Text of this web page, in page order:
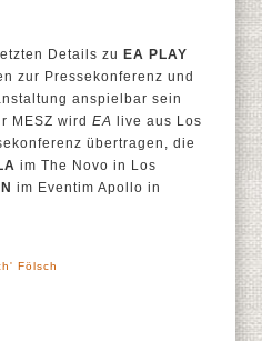
Details zu EA PLAY
zur Pressekonferenz und
anspielbar sein
MESZ wird EA live aus Los
übertragen, die
im The Novo in Los
im Eventim Apollo in
Fölsch